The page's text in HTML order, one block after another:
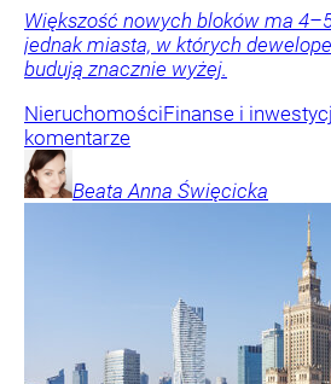
Większość nowych bloków ma
jednak miasta, w których
budują znacznie wyżej.
NieruchomościFinanse i
komentarze
Beata Anna Święcicka